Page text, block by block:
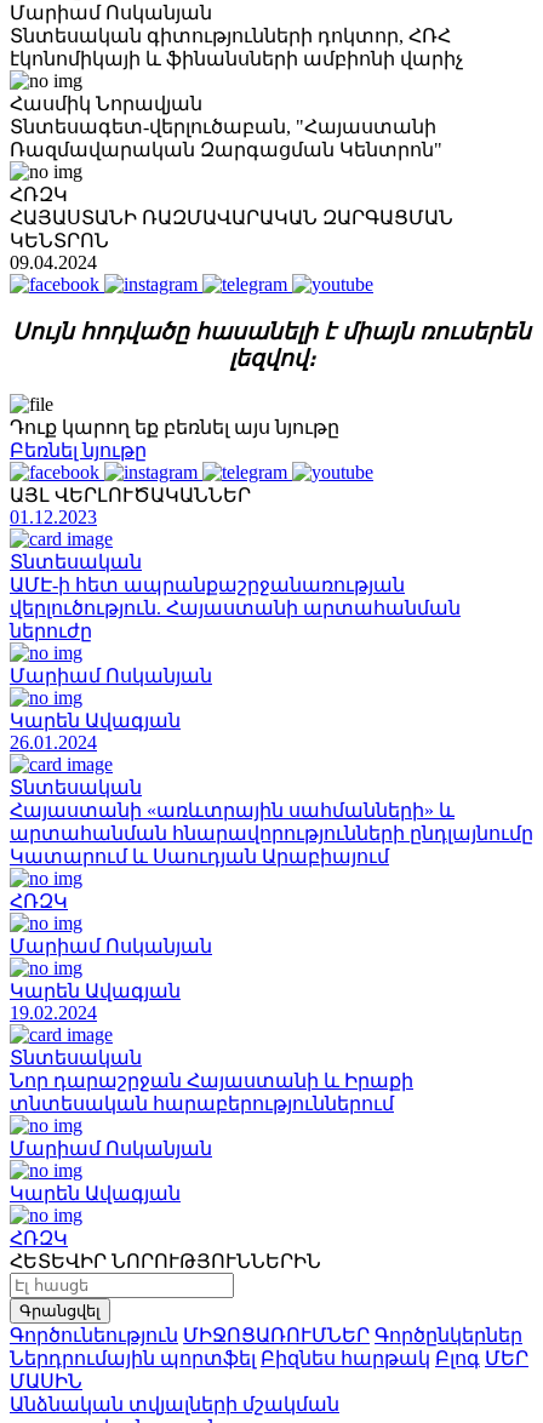
Մարիամ Ոսկանյան
Տնտեսական գիտությունների դոկտոր, ՀՌՀ
էկոնոմիկայի և ֆինանսների ամբիոնի վարիչ
Հասմիկ Նորավյան
Տնտեսագետ-վերլուծաբան, "Հայաստանի
Ռազմավարական Զարգացման Կենտրոն"
ՀՌԶԿ
ՀԱՅԱՍՏԱՆԻ ՌԱԶՄԱՎԱՐԱԿԱՆ ԶԱՐԳԱՑՄԱՆ
ԿԵՆՏՐՈՆ
09.04.2024
Սույն հոդվածը հասանելի է միայն ռուսերեն
լեզվով։
Դուք կարող եք բեռնել այս նյութը
Բեռնել նյութը
ԱՅԼ ՎԵՐԼՈՒԾԱԿԱՆՆԵՐ
01.12.2023
Տնտեսական
ԱՄԷ-ի հետ ապրանքաշրջանառության
վերլուծություն. Հայաստանի արտահանման
ներուժը
Մարիամ Ոսկանյան
Կարեն Ավագյան
26.01.2024
Տնտեսական
Հայաստանի «առևտրային սահմանների» և
արտահանման հնարավորությունների ընդլայնումը
Կատարում և Սաուդյան Արաբիայում
ՀՌԶԿ
Մարիամ Ոսկանյան
Կարեն Ավագյան
19.02.2024
Տնտեսական
Նոր դարաշրջան Հայաստանի և Իրաքի
տնտեսական հարաբերություններում
Մարիամ Ոսկանյան
Կարեն Ավագյան
ՀՌԶԿ
ՀԵՏԵՎԻՐ ՆՈՐՈՒԹՅՈՒՆՆԵՐԻՆ
Գրանցվել
Գործունեություն ՄԻՋՈՑԱՌՈՒՄՆԵՐ Գործընկերներ
Ներդրումային պորտֆել Բիզնես հարթակ Բլոգ ՄԵՐ
ՄԱՍԻՆ
Անձնական տվյալների մշակման